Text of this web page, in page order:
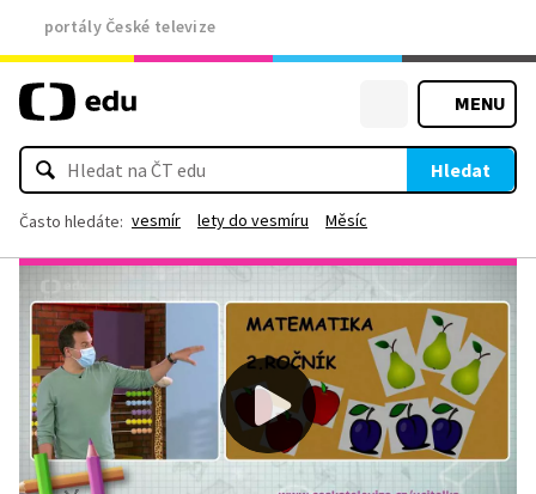
portály České televize
MENU
Hledat
Často hledáte: vesmír lety do vesmíru Měsíc